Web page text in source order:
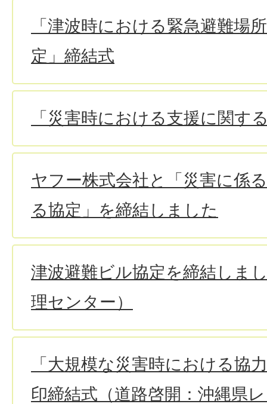
「津波時における緊急避難場
定」締結式
「災害時における支援に関す
ヤフー株式会社と「災害に係
る協定」を締結しました
津波避難ビル協定を締結しま
理センター）
「大規模な災害時における協
印締結式（道路啓開：沖縄県